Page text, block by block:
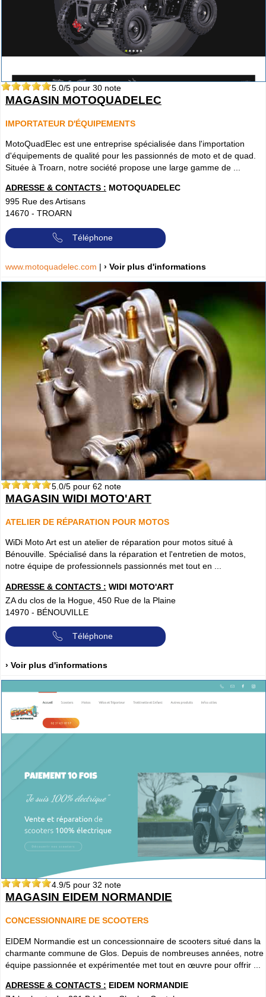
5.0/5 pour 30 note
MAGASIN MOTOQUADELEC
IMPORTATEUR D'ÉQUIPEMENTS
MotoQuadElec est une entreprise spécialisée dans l'importation
d'équipements de qualité pour les passionnés de moto et de quad.
Située à Troarn, notre société propose une large gamme de ...
ADRESSE & CONTACTS : MOTOQUADELEC
995 Rue des Artisans
14670 - TROARN
Téléphone
www.motoquadelec.com | › Voir plus d'informations
5.0/5 pour 62 note
MAGASIN WIDI MOTO'ART
ATELIER DE RÉPARATION POUR MOTOS
WiDi Moto Art est un atelier de réparation pour motos situé à
Bénouville. Spécialisé dans la réparation et l'entretien de motos,
notre équipe de professionnels passionnés met tout en ...
ADRESSE & CONTACTS : WIDI MOTO'ART
ZA du clos de la Hogue, 450 Rue de la Plaine
14970 - BÉNOUVILLE
Téléphone
› Voir plus d'informations
4.9/5 pour 32 note
MAGASIN EIDEM NORMANDIE
CONCESSIONNAIRE DE SCOOTERS
EIDEM Normandie est un concessionnaire de scooters situé dans la
charmante commune de Glos. Depuis de nombreuses années, notre
équipe passionnée et expérimentée met tout en œuvre pour offrir ...
ADRESSE & CONTACTS : EIDEM NORMANDIE